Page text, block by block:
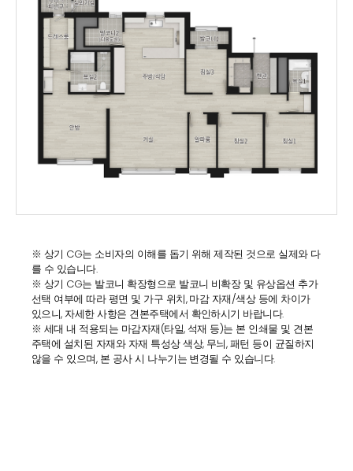
※ 상기 CG는 소비자의 이해를 돕기 위해 제작된 것으로 실제와 다
를 수 있습니다.
※ 상기 CG는 발코니 확장형으로 발코니 비확장 및 유상옵션 추가
선택 여부에 따라 평면 및 가구 위치, 마감 자재/색상 등에 차이가
있으니, 자세한 사항은 견본주택에서 확인하시기 바랍니다.
※ 세대 내 적용되는 마감자재(타일, 석재 등)는 본 인쇄물 및 견본
주택에 설치된 자재와 자재 특성상 색상, 무늬, 패턴 등이 균질하지
않을 수 있으며, 본 공사 시 나누기는 변경될 수 있습니다.